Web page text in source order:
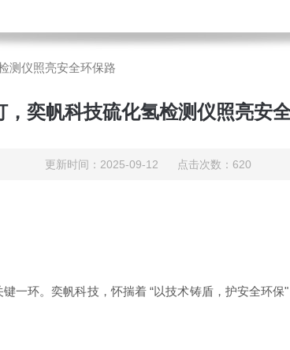
测仪照亮安全环保路
，奕帆科技硫化氢检测仪照亮安
更新时间：2025-09-12 点击次数：620
一环。奕帆科技，怀揣着 “以技术铸盾，护安全环